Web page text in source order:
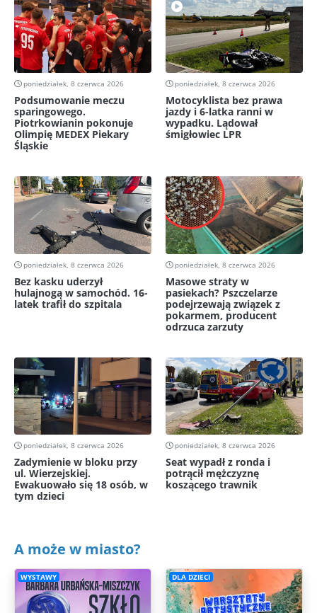
poniedziałek, 8 czerwca 2026
Podsumowanie meczu
sparingowego.
Piotrkowianin pokonuje
Olimpię MEDEX Piekary
Śląskie
poniedziałek, 8 czerwca 2026
Motocyklista bez prawa
jazdy i 6-latka ranni w
wypadku. Lądował
śmigłowiec LPR
poniedziałek, 8 czerwca 2026
Bez kasku uderzył
hulajnogą w samochód. 16-
latek trafił do szpitala
poniedziałek, 8 czerwca 2026
Masowe straty w
pasiekach? Pszczelarze
podejrzewają związek z
pokarmem, producent
odrzuca zarzuty
poniedziałek, 8 czerwca 2026
Zadymienie w bloku przy
ul. Wierzejskiej.
Ewakuowało się 18 osób, w
tym dzieci
poniedziałek, 8 czerwca 2026
Seat wypadł z ronda i
potrącił mężczyznę
koszącego trawnik
A może w miasto?
WYSTAWY DLA DZIECI